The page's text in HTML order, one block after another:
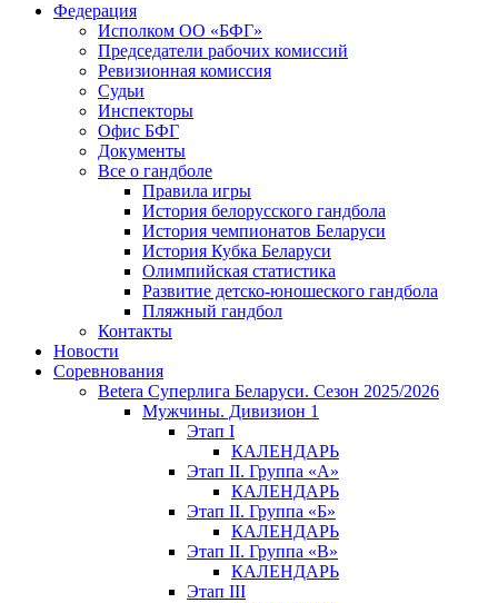
Федерация
Исполком ОО «БФГ»
Председатели рабочих комиссий
Ревизионная комиссия
Судьи
Инспекторы
Офис БФГ
Документы
Все о гандболе
Правила игры
История белорусского гандбола
История чемпионатов Беларуси
История Кубка Беларуси
Олимпийская статистика
Развитие детско-юношеского гандбола
Пляжный гандбол
Контакты
Новости
Соревнования
Betera Суперлига Беларуси. Сезон 2025/2026
Мужчины. Дивизион 1
Этап I
КАЛЕНДАРЬ
Этап II. Группа «А»
КАЛЕНДАРЬ
Этап II. Группа «Б»
КАЛЕНДАРЬ
Этап II. Группа «В»
КАЛЕНДАРЬ
Этап III